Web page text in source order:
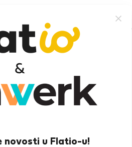
novosti u Flatio-u!